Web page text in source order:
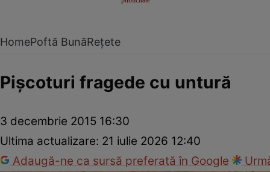
HomePoftă BunăRețete
Pişcoturi fragede cu untură
3 decembrie 2015 16:30
Ultima actualizare: 21 iulie 2026 12:40
Adaugă-ne ca sursă preferată în Google